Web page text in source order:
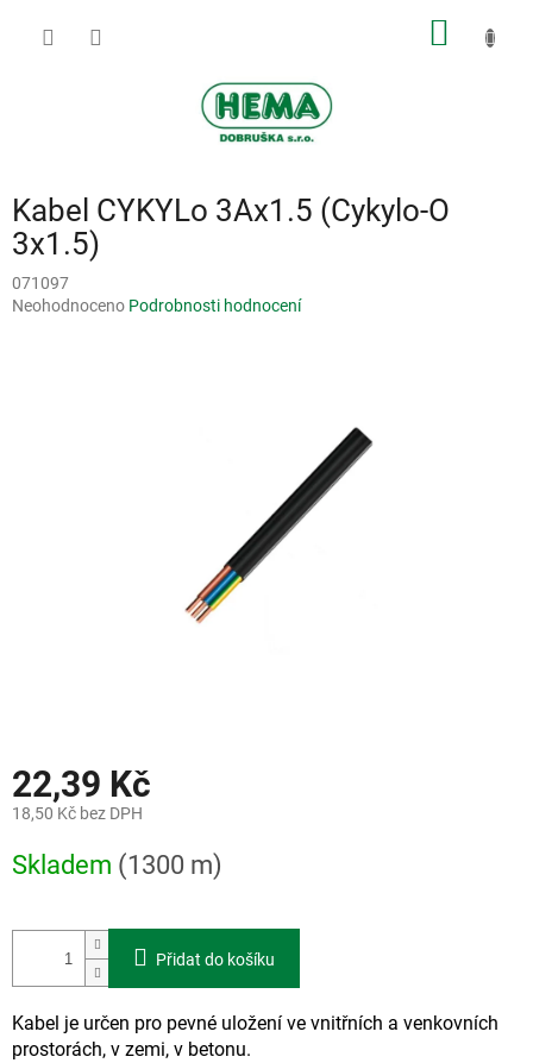
Kabel CYKYLo 3Ax1.5 (Cykylo-O
3x1.5)
071097
Průměrné
Neohodnoceno Podrobnosti hodnocení
22,39 Kč
18,50 Kč bez DPH
cena:
Skladem (1300 m)
Přidat do košíku
Kabel je určen pro pevné uložení ve vnitřních a venkovních
prostorách, v zemi, v betonu.